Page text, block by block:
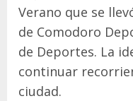
Verano que se
de Comodoro
de Deportes. La
continuar
ciudad.